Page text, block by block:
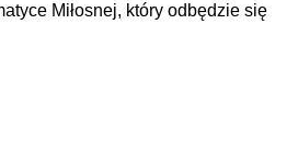
Miłosnej, który odbędzie się